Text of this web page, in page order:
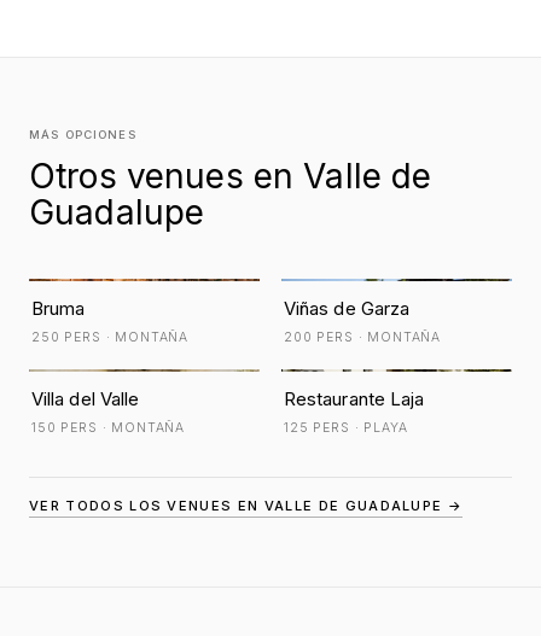
MÁS OPCIONES
Otros venues en Valle de
Guadalupe
Bruma
250 PERS · MONTAÑA
Viñas de Garza
200 PERS · MONTAÑA
Villa del Valle
150 PERS · MONTAÑA
Restaurante Laja
125 PERS · PLAYA
VER TODOS LOS VENUES EN VALLE DE GUADALUPE →